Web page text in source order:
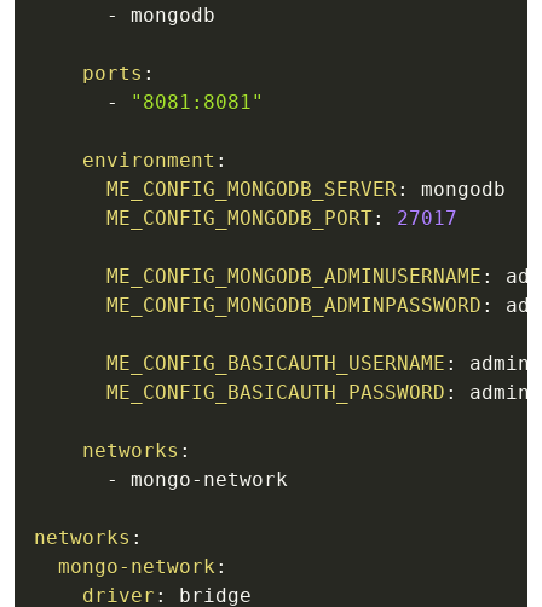
-
mongodb
ports :
-
"8081:8081"
environment :
ME_CONFIG_MONGODB_SERVER:
mongodb
ME_CONFIG_MONGODB_PORT: 27017
ME_CONFIG_MONGODB_ADMINUSERNAME :
ME_CONFIG_MONGODB_ADMINPASSWORD :
ME_CONFIG_BASICAUTH_USERNAME :
admin
ME_CONFIG_BASICAUTH_PASSWORD :
networks :
-
mongo- network
networks :
mongo-network :
driver : bridge